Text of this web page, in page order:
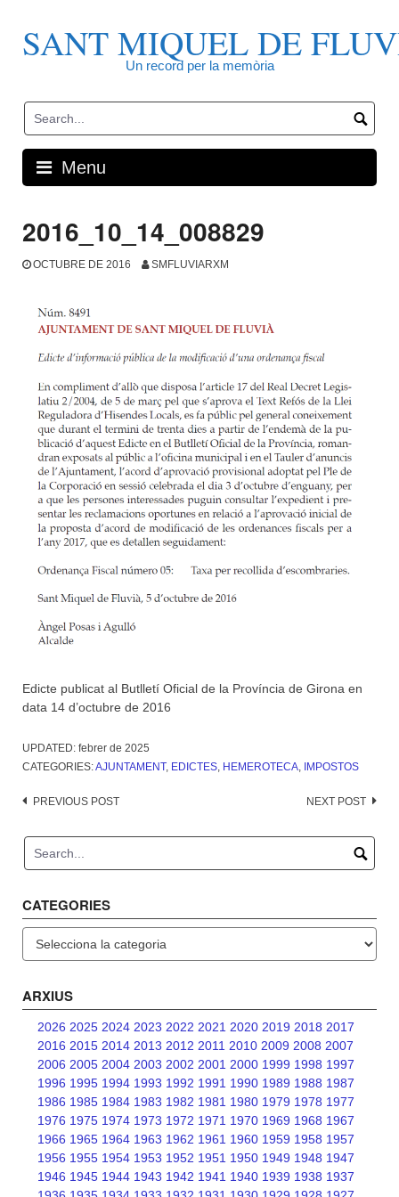
contentSANT MIQUEL DE
Un record per la memòria
Menu
2016_10_14_008829
OCTUBRE DE 2016 SMFLUVIARXM
Edicte publicat al Butlletí Oficial de la Província de Girona en
data 14 d’octubre de 2016
UPDATED: febrer de 2025
CATEGORIES:AJUNTAMENT, EDICTES, HEMEROTECA, IMPOSTOS
Post
PREVIOUS POST NEXT POST
CATEGORIES
ARXIUS
2026 2025 2024 2023 2022 2021 2020 2019 2018 2017
2016 2015 2014 2013 2012 2011 2010 2009 2008 2007
2006 2005 2004 2003 2002 2001 2000 1999 1998 1997
1996 1995 1994 1993 1992 1991 1990 1989 1988 1987
1986 1985 1984 1983 1982 1981 1980 1979 1978 1977
1976 1975 1974 1973 1972 1971 1970 1969 1968 1967
1966 1965 1964 1963 1962 1961 1960 1959 1958 1957
1956 1955 1954 1953 1952 1951 1950 1949 1948 1947
1946 1945 1944 1943 1942 1941 1940 1939 1938 1937